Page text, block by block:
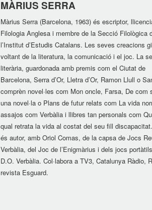
MÀRIUS SERRA
Màrius Serra (Barcelona, 1963) és escriptor,
Filologia Anglesa i membre de la Secció Filològica
l’Institut d’Estudis Catalans. Les seves creacions
voltant de la literatura, la comunicació i el joc. La
literària, guardonada amb premis com el Ciutat de
Barcelona, Serra d’Or, Lletra d’Or, Ramon Llull o
comprèn novel·les com Mon oncle, Farsa, De com
una novel·la o Plans de futur relats com La vida
assajos com Verbàlia i llibres tan personals com
qual retrata la vida al costat del seu fill
és autor, amb Oriol Comas, de la capsa de Jocs
Verbàlia, del Joc de l’Enigmàrius i dels jocs
D.O. Verbàlia. Col·labora a TV3, Catalunya Ràdio,
revista Esguard.